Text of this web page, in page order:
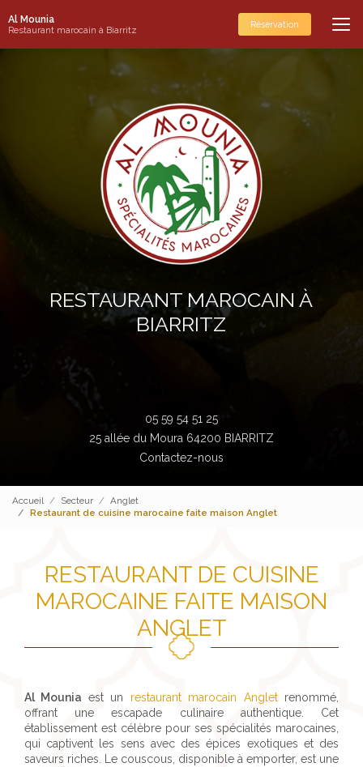
auAl Mounia
Restaurant marocain à Biarritz Réservation
RESTAURANT MAROCAIN À
BIARRITZ
05 59 54 51 25
25 allée du Moura 64200 BIARRITZ
Contactez-nous
Accueil Secteur
Anglet
Restaurant de cuisine marocaine faite maison Anglet
RESTAURANT DE CUISINE
MAROCAINE FAITE MAISON
ANGLET
Al Mounia est un restaurant marocain Angletrenommé,
offrant une escapade culinaire authentique. Cet
établissement est célèbre pour ses spécialités marocaines,
qui captivent les sens avec des épices exotiques et des
saveurs riches. Le couscous, disponible à emporter, est une